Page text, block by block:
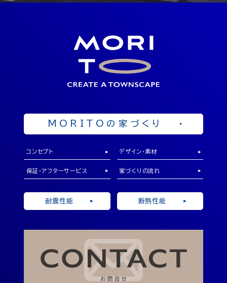
SHOWROOM
ショールーム
岡山県勝田郡奈義町中島西108-1
MORITOの家づくり
コンセプト デザイン・素材
保証・アフターサービス 家づくりの流れ
耐震性能 断熱性能